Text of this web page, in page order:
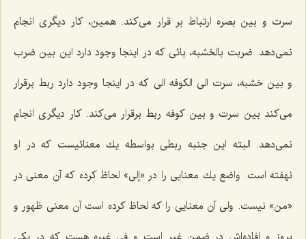
سرت و بین بصره ارتباط بر قرار مى‌كند. همین، كار دیگرى انجام
نمى‌دهد. ضربت بالخشبه، بائى كه در اینجا وجود دارد این بین ضرب
و بین خشبه، سرت الى الكوفه الى كه در اینجا وجود دارد ربط برقرار
مى‌كند بین سرت و بین كوفه ربط برقرار مى‌كند. كار دیگرى انجام
نمى‌دهد. البته این جنبه ربطى بواسطه یك معنائیست كه در او
نهفته است. واضع یك معنایى را در «إلى» لحاظ كرده كه آن معنى در
«من» نیست. ولى آن معنایى را كه لحاظ كرده است آن معنى ظهور و